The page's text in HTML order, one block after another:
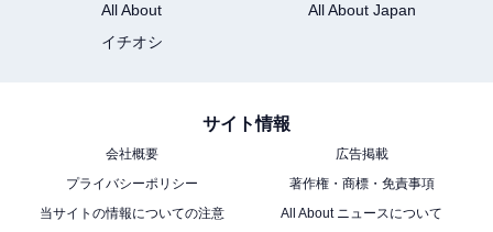
All About
All About Japan
イチオシ
サイト情報
会社概要
広告掲載
プライバシーポリシー
著作権・商標・免責事項
当サイトの情報についての注意
All About ニュースについて